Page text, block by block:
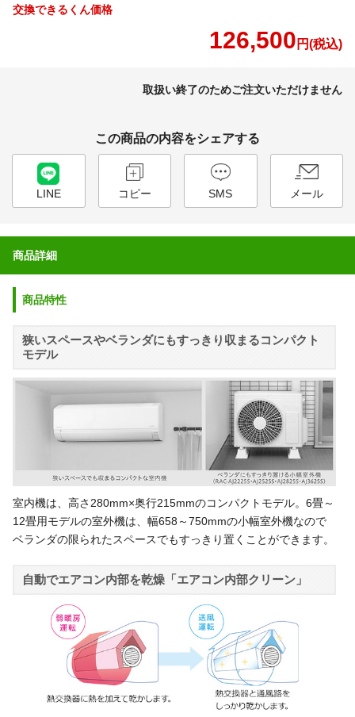
交換できるくん価格
126,500 円(税込)
取扱い終了のためご注文いただけません
この商品の内容をシェアする
LINE コピー SMS メール
商品詳細
商品特性
狭いスペースやベランダにもすっきり収まるコンパクト
モデル
室内機は、高さ280mm×奥行215mmのコンパクトモデル。6畳～
12畳用モデルの室外機は、幅658～750mmの小幅室外機なので
ベランダの限られたスペースでもすっきり置くことができます。
自動でエアコン内部を乾燥「エアコン内部クリーン」